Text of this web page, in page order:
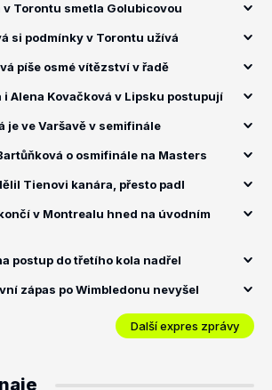
v Torontu smetla Golubicovou
si podmínky v Torontu užívá
píše osmé vítězství v řadě
i Alena Kovačková v Lipsku postupují
je ve Varšavě v semifinále
o osmifinále na Masters
Tienovi kanára, přesto padl
v Montrealu hned na úvodním
postup do třetího kola nadřel
zápas po Wimbledonu nevyšel
Další expres zprávy